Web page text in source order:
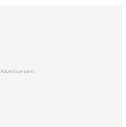
Advertisement